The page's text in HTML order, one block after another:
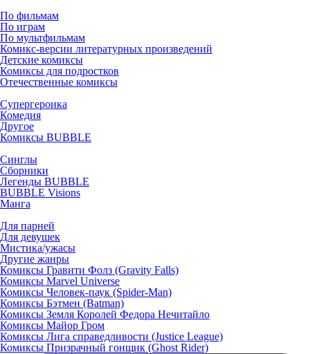
По фильмам
По играм
По мультфильмам
Комикс-версии литературных произведений
Детские комиксы
Комиксы для подростков
Отечественные комиксы
Супергероика
Комедия
Другое
Комиксы BUBBLE
Синглы
Сборники
Легенды BUBBLE
BUBBLE Visions
Манга
Для парней
Для девушек
Мистика/ужасы
Другие жанры
Комиксы Гравити Фолз (Gravity Falls)
Комиксы Marvel Universe
Комиксы Человек-паук (Spider-Man)
Комиксы Бэтмен (Batman)
Комиксы Земля Королей Федора Нечитайло
Комиксы Майор Гром
Комиксы Лига справедливости (Justice League)
Комиксы Призрачный гонщик (Ghost Rider)